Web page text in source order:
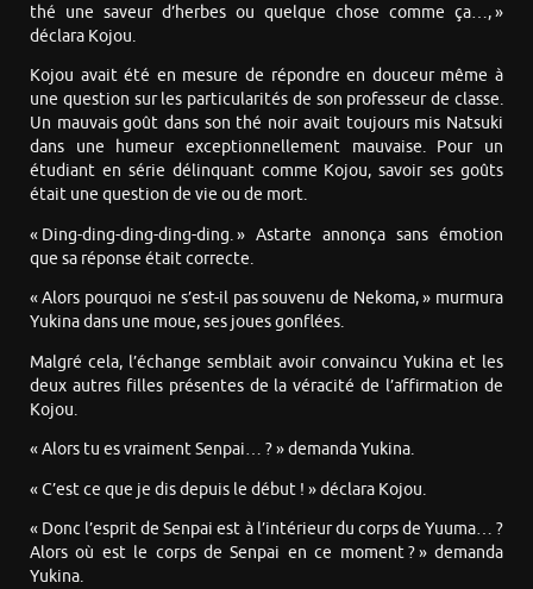
thé une saveur d’herbes ou quelque chose comme ça…, »
déclara Kojou.
Kojou avait été en mesure de répondre en douceur même à
une question sur les particularités de son professeur de classe.
Un mauvais goût dans son thé noir avait toujours mis Natsuki
dans une humeur exceptionnellement mauvaise. Pour un
étudiant en série délinquant comme Kojou, savoir ses goûts
était une question de vie ou de mort.
« Ding-ding-ding-ding-ding. » Astarte annonça sans émotion
que sa réponse était correcte.
« Alors pourquoi ne s’est-il pas souvenu de Nekoma, » murmura
Yukina dans une moue, ses joues gonflées.
Malgré cela, l’échange semblait avoir convaincu Yukina et les
deux autres filles présentes de la véracité de l’affirmation de
Kojou.
« Alors tu es vraiment Senpai… ? » demanda Yukina.
« C’est ce que je dis depuis le début ! » déclara Kojou.
« Donc l’esprit de Senpai est à l’intérieur du corps de Yuuma… ?
Alors où est le corps de Senpai en ce moment ? » demanda
Yukina.